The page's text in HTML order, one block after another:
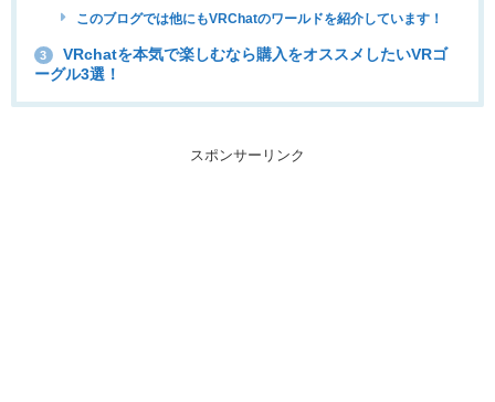
このブログでは他にもVRChatのワールドを紹介しています！
3
VRchatを本気で楽しむなら購入をオススメしたいVRゴ
ーグル3選！
スポンサーリンク